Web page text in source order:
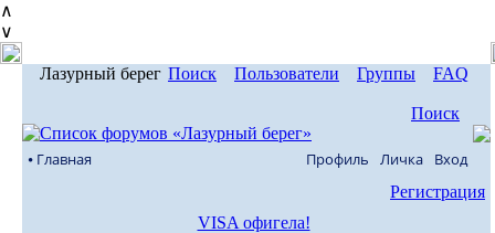
∧
∨
Лазурный берег Поиск Пользователи Группы FAQ
Поиск
⦁ Главная Профиль Личка Вход
Регистрация
VISA офигела!